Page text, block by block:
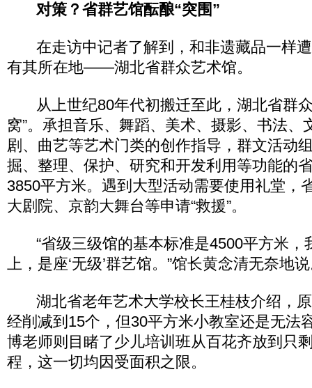
对策？省群艺馆酝酿“突围”
在走访中记者了解到，和非遗藏品一样遭
有其所在地——湖北省群众艺术馆。
从上世纪80年代初搬迁至此，湖北省群众
窝”。承担音乐、舞蹈、美术、摄影、书法、
剧、曲艺等艺术门类的创作指导，群文活动
掘、整理、保护、研究和开发利用等功能的
3850平方米。遇到大型活动需要使用礼堂，
大剧院、京韵大舞台等申请“救援”。
“省级三级馆的基本标准是4500平方米，
上，是座‘无级’群艺馆。”馆长黄念清无奈地
湖北省老年艺术大学校长王桂枝介绍，原
经削减到15个，但30平方米小教室还是无法
博老师则目睹了少儿培训班从百花齐放到只
程，这一切均因受面积之限。